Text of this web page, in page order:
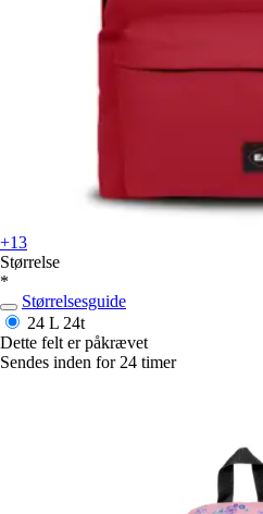
+13
Størrelse
*
Størrelsesguide
24 L 24t
Dette felt er påkrævet
Sendes inden for 24 timer